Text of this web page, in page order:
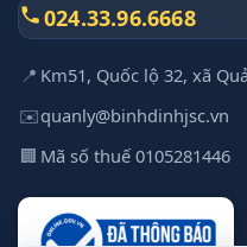
024.33.96.6668
📍 Km51, Quốc lộ 32, xã
✉️quanly@binhdinhjsc.vn
🏢 Mã số thuế 0105281446